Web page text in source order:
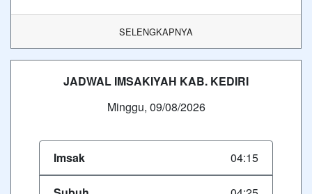
SELENGKAPNYA
JADWAL IMSAKIYAH KAB. KEDIRI
Minggu, 09/08/2026
Imsak 04:15